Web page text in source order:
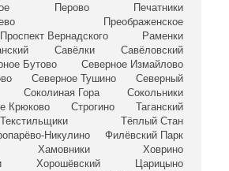
Перово
Печатники
Преображенское
Проспект Вернадского
Раменки
Савёлки
Савёловский
Бутово
Северное Измайлово
Северное Тушино
Северный
Соколиная Гора
Сокольники
Крюково Строгино
Таганский
Текстильщики
Тёплый Стан
Никулино
Филёвский Парк
Хамовники
Ховрино
Хорошёвский
Царицыно